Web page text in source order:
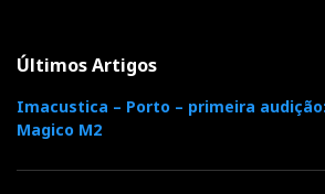
Últimos Artigos
Imacustica – Porto – primeira
Magico M2